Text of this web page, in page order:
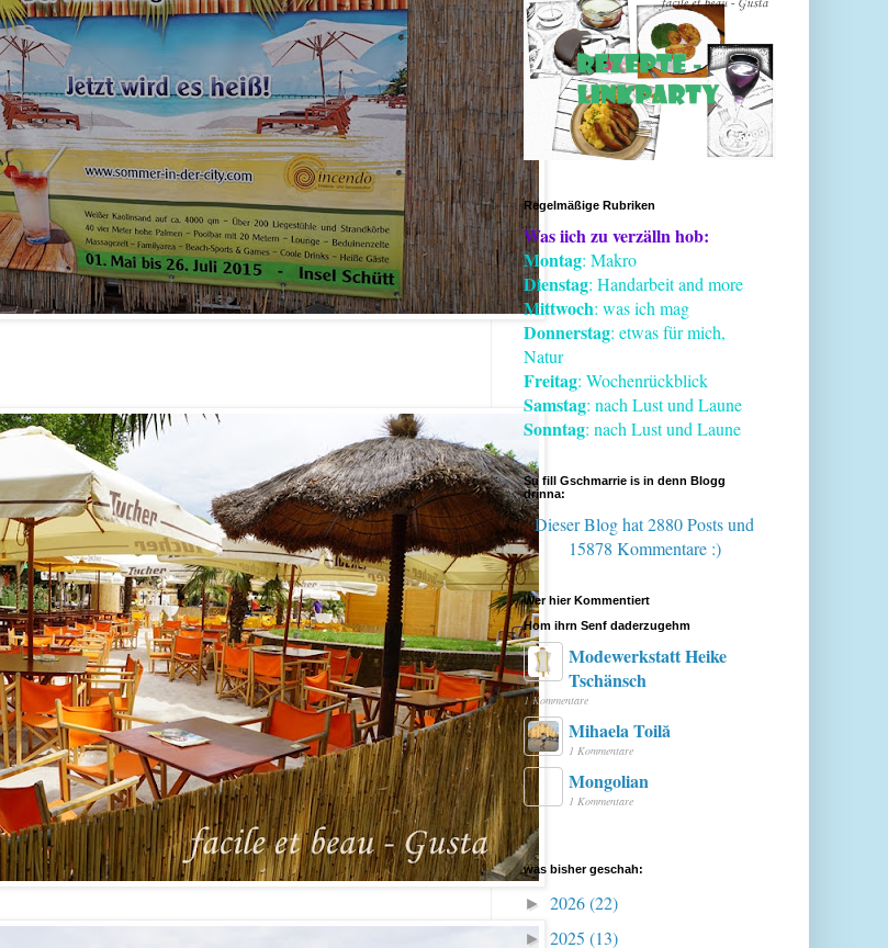
Regelmäßige Rubriken
Was iich zu verzälln hob:
Montag: Makro
Dienstag: Handarbeit and more
Mittwoch: was ich mag
Donnerstag: etwas für mich,
Natur
Freitag: Wochenrückblick
Samstag: nach Lust und Laune
Sonntag: nach Lust und Laune
Su fill Gschmarrie is in denn Blogg
drinna:
Dieser Blog hat 2880 Postsund
15878 Kommentare :)
Wer hier Kommentiert
Hom ihrn Senf daderzugehm
Modewerkstatt Heike
Tschänsch
1 Kommentare
Mihaela Toilă
1 Kommentare
Mongolian
1 Kommentare
was bisher geschah:
► 2026(22)
► 2025 (13)